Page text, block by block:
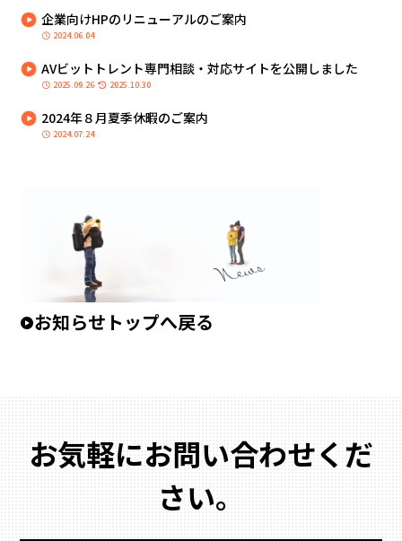
企業向けHPのリニューアルのご案内
2024.06.04
AVビットトレント専門相談・対応サイトを公開しました
2025.09.26 2025.10.30
2024年８月夏季休暇のご案内
2024.07.24
お知らせトップへ戻る
お気軽にお問い合わせくだ
さい。